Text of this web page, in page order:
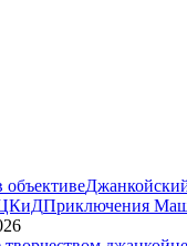
Приключения